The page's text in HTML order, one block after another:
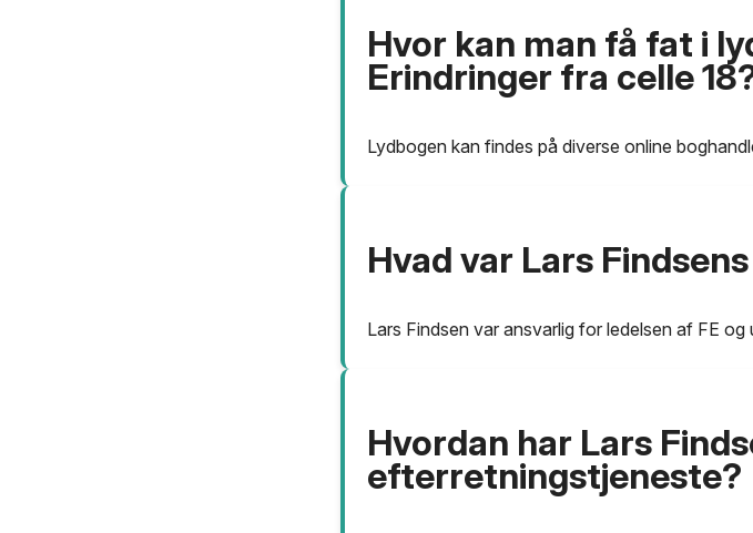
Hvor kan man få fat i
Erindringer fra celle
Lydbogen kan findes på diverse online
Hvad var Lars
Lars Findsen var ansvarlig for ledelsen af FE
Hvordan har Lars
efterretningstjeneste?